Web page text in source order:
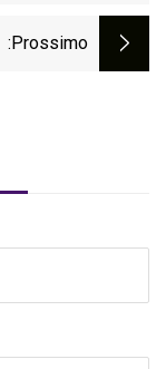
:Prossimo